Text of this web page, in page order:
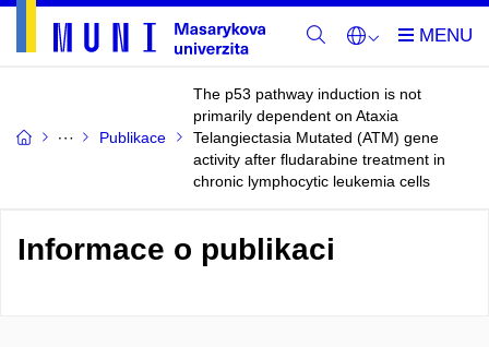
Publikace
The p53 pathway induction is not
primarily dependent on Ataxia
Telangiectasia Mutated (ATM) gene
activity after fludarabine treatment in
chronic lymphocytic leukemia cells
Informace o publikaci